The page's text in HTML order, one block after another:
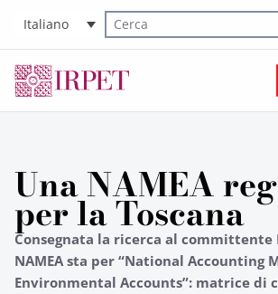
Italiano
Cerca nel sito
Una NAMEA
per la Toscana
Consegnata la ricerca al committente
NAMEA sta per “National Accounting
Environmental Accounts”: matrice di